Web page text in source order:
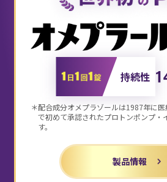
持続性
＊配合成分オメプラゾールは1987年に
で初めて承認されたプロトンポンプ・
す。
製品情報